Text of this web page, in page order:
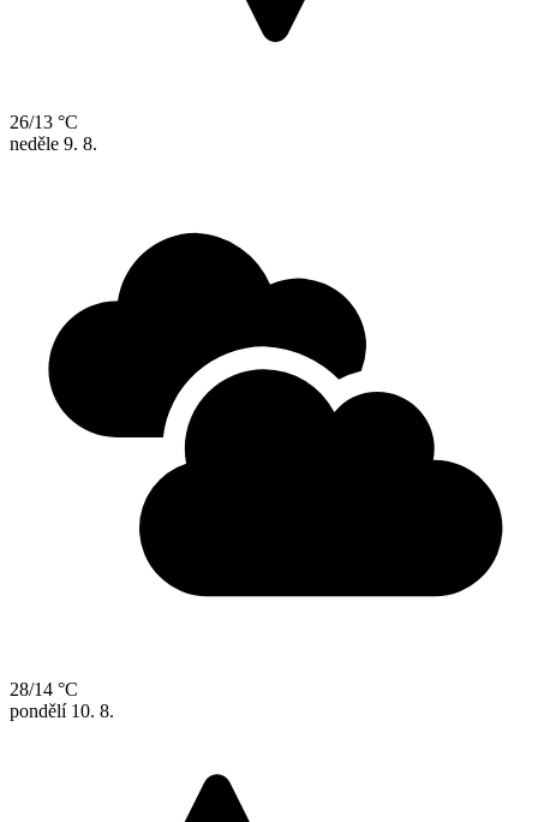
26/13 °C
neděle 9. 8.
28/14 °C
pondělí 10. 8.